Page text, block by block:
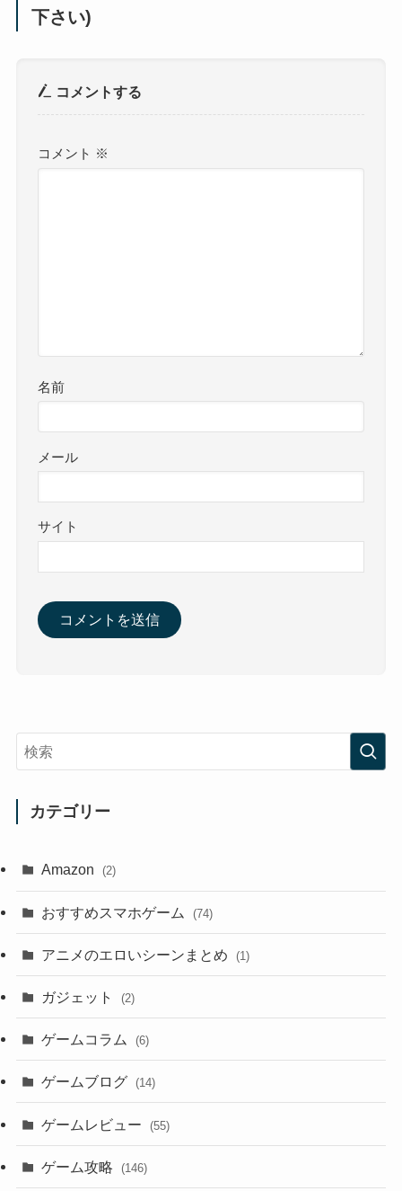
下さい)
コメントする
コメント ※
名前
メール
サイト
カテゴリー
Amazon (2)
おすすめスマホゲーム (74)
アニメのエロいシーンまとめ (1)
ガジェット (2)
ゲームコラム (6)
ゲームブログ (14)
ゲームレビュー (55)
ゲーム攻略 (146)